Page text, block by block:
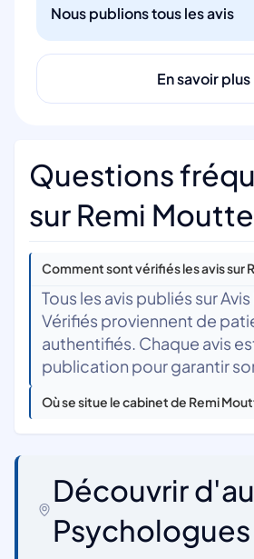
Nous publions tous les avis
En savoir plus
Questions
sur Remi
Comment sont vérifiés les avis sur
Tous les avis publiés sur
Vérifiés proviennent de
authentifiés. Chaque avis
publication pour garantir
Où se situe le cabinet de Remi
Découvrir
Psychologues